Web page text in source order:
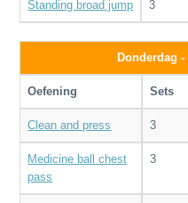
Standing broad jump 3
Donderdag
Oefening Sets
Clean and press 3
Medicine ball chest
pass
3